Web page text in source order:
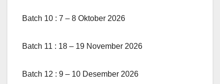
Batch 10 : 7 – 8 Oktober 2026
Batch 11 : 18 – 19 November 2026
Batch 12 : 9 – 10 Desember 2026